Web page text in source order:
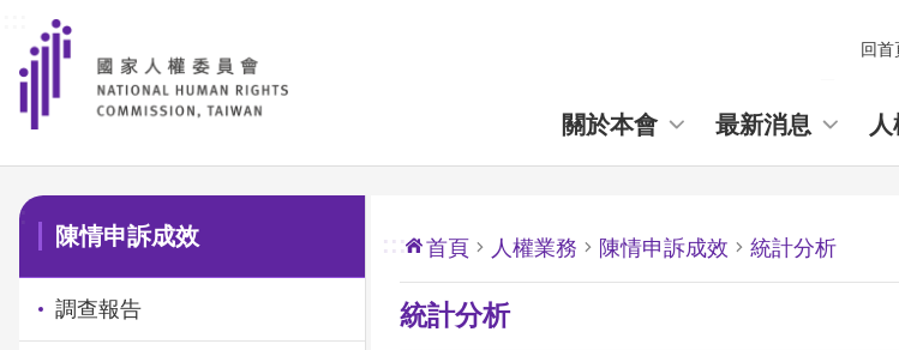
前往主要內容區塊
回首
關於本會 最新消息
:::
陳情申訴成效
調查報告
::: 首頁 人權業務 陳情申訴成效 統計分析
統計分析